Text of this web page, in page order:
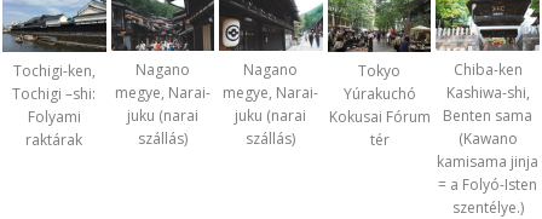
Tochigi-ken,
Tochigi –shi:
Folyami
raktárak
Nagano
megye, Narai-
juku (narai
szállás)
Nagano
megye, Narai-
juku (narai
szállás)
Tokyo
Yúrakuchó
Kokusai Fórum
tér
Chiba-ken
Kashiwa-shi,
Benten sama
(Kawano
kamisama jinja
= a Folyó-Isten
szentélye.)